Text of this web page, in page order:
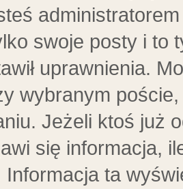
swoje posty i to
uprawnienia.
wybranym
Jeżeli ktoś już
się informacja,
Informacja ta